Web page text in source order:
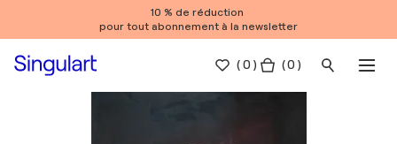
10 % de réduction
pour tout abonnement à la newsletter
(0 ) ( 0 )